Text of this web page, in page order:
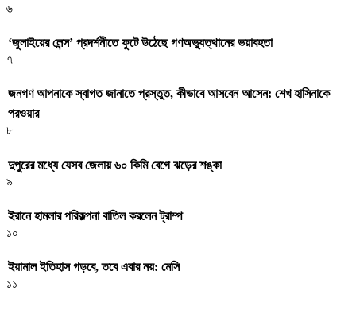
৬
‘জুলাইয়ের লেন্স’ প্রদর্শনীতে ফুটে উঠেছে গণঅভ্যুত্থানের ভয়াবহতা
৭
জনগণ আপনাকে স্বাগত জানাতে প্রস্তুত, কীভাবে আসবেন আসেন: শেখ হাসিনাকে
পরওয়ার
৮
দুপুরের মধ্যে যেসব জেলায় ৬০ কিমি বেগে ঝড়ের শঙ্কা
৯
ইরানে হামলার পরিকল্পনা বাতিল করলেন ট্রাম্প
১০
ইয়ামাল ইতিহাস গড়বে, তবে এবার নয়: মেসি
১১